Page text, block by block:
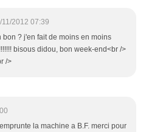
11/2012 07:39
bon ? j'en fait de moins en moins
bisous didou, bon week-end<br />
/>
la machine a B.F. merci pour